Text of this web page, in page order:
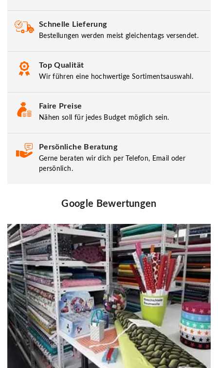
Schnelle Lieferung
Bestellungen werden meist gleichentags versendet.
Top Qualität
Wir führen eine hochwertige Sortimentsauswahl.
Faire Preise
Nähen soll für jedes Budget möglich sein.
Persönliche Beratung
Gerne beraten wir dich per Telefon, Email oder
persönlich.
Google Bewertungen